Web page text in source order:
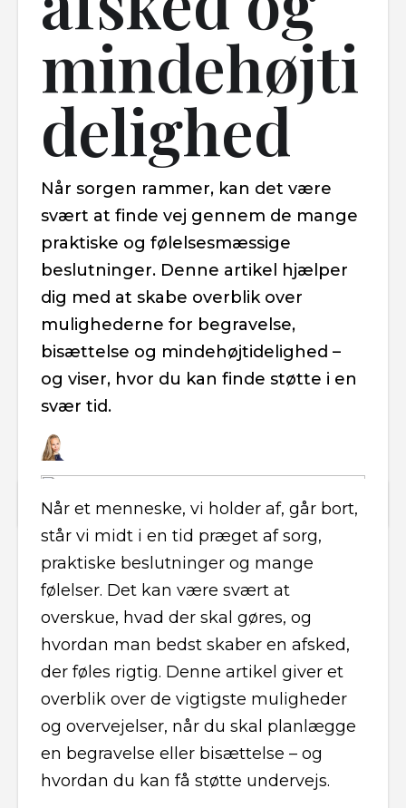
mindehøjti
delighed
Når sorgen rammer, kan det være
svært at finde vej gennem de mange
praktiske og følelsesmæssige
beslutninger. Denne artikel hjælper
dig med at skabe overblik over
mulighederne for begravelse,
bisættelse og mindehøjtidelighed –
og viser, hvor du kan finde støtte i en
svær tid.
Når et menneske, vi holder af, går bort,
står vi midt i en tid præget af sorg,
praktiske beslutninger og mange
følelser. Det kan være svært at
overskue, hvad der skal gøres, og
hvordan man bedst skaber en afsked,
der føles rigtig. Denne artikel giver et
overblik over de vigtigste muligheder
og overvejelser, når du skal planlægge
en begravelse eller bisættelse – og
hvordan du kan få støtte undervejs.